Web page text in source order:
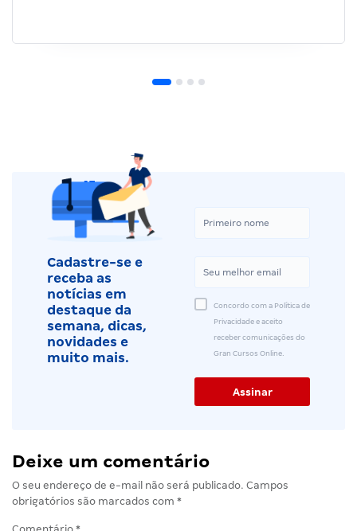
Cadastre-se e
receba as
notícias em
destaque da
semana, dicas,
novidades e
muito mais.
Concordo com a Política de
Privacidade e aceito
receber comunicações do
Gran Cursos Online.
Deixe um comentário
O seu endereço de e-mail não será publicado. Campos
obrigatórios são marcados com *